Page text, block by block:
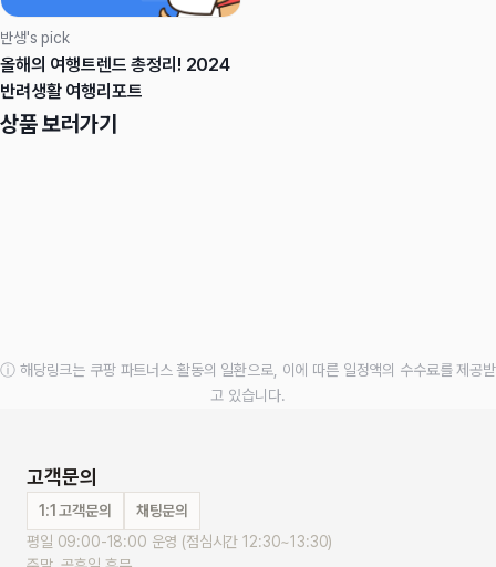
반생's pick
올해의 여행트렌드 총정리! 2024
반려생활 여행리포트
상품 보러가기
ⓘ 해당링크는 쿠팡 파트너스 활동의 일환으로, 이에 따른 일정액의 수수료를 제공받
고 있습니다.
고객문의
1:1 고객문의
채팅문의
평일 09:00-18:00 운영 (점심시간 12:30~13:30)